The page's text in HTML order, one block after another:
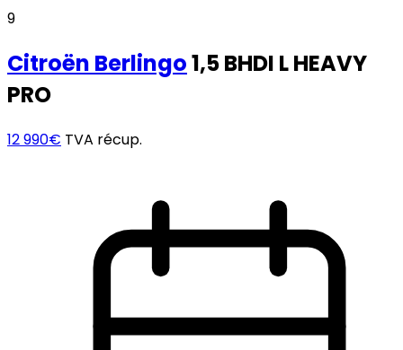
9
Citroën Berlingo1,5 BHDI L HEAVY
PRO
12 990€ TVA récup.